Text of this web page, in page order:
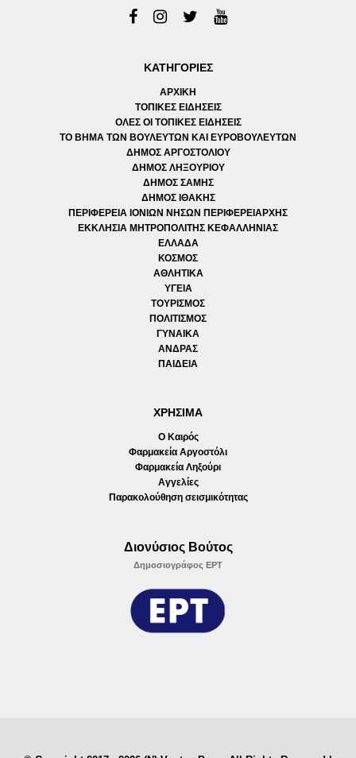
ΚΑΤΗΓΟΡΙΕΣ
ΑΡΧΙΚΗ
ΤΟΠΙΚΕΣ ΕΙΔΗΣΕΙΣ
ΟΛΕΣ ΟΙ ΤΟΠΙΚΕΣ ΕΙΔΗΣΕΙΣ
ΤΟ ΒΗΜΑ ΤΩΝ ΒΟΥΛΕΥΤΩΝ ΚΑΙ ΕΥΡΟΒΟΥΛΕΥΤΩΝ
ΔΗΜΟΣ ΑΡΓΟΣΤΟΛΙΟΥ
ΔΗΜΟΣ ΛΗΞΟΥΡΙΟΥ
ΔΗΜΟΣ ΣΑΜΗΣ
ΔΗΜΟΣ ΙΘΑΚΗΣ
ΠΕΡΙΦΕΡΕΙΑ ΙΟΝΙΩΝ ΝΗΣΩΝ ΠΕΡΙΦΕΡΕΙΑΡΧΗΣ
ΕΚΚΛΗΣΙΑ ΜΗΤΡΟΠΟΛΙΤΗΣ ΚΕΦΑΛΛΗΝΙΑΣ
ΕΛΛΑΔΑ
ΚΟΣΜΟΣ
ΑΘΛΗΤΙΚΑ
ΥΓΕΙΑ
ΤΟΥΡΙΣΜΟΣ
ΠΟΛΙΤΙΣΜΟΣ
ΓΥΝΑΙΚΑ
ΑΝΔΡΑΣ
ΠΑΙΔΕΙΑ
ΧΡΗΣΙΜΑ
Ο Καιρός
Φαρμακεία Αργοστόλι
Φαρμακεία Ληξούρι
Αγγελίες
Παρακολούθηση σεισμικότητας
Διονύσιος Βούτος
Δημοσιογράφος ΕΡΤ